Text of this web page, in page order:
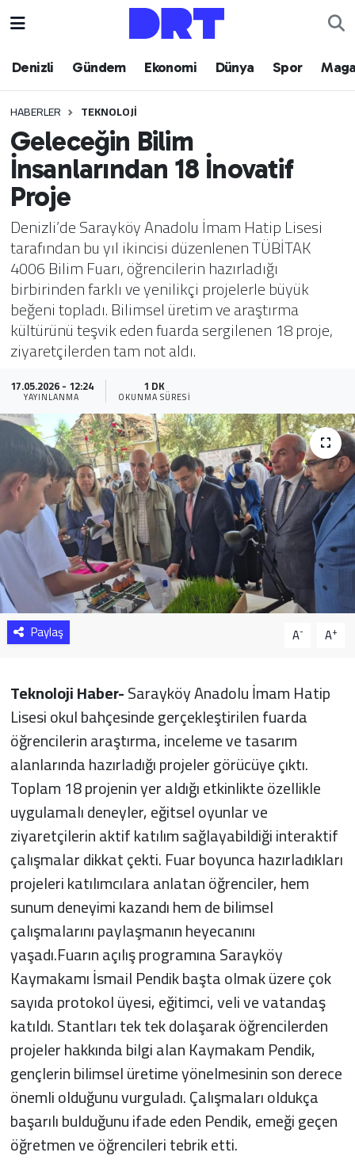
Denizli Gündem Ekonomi Dünya Spor
HABERLER TEKNOLOJI
Geleceğin Bilim
İnsanlarından 18 İnovatif
Proje
Denizli’de Sarayköy Anadolu İmam Hatip Lisesi
tarafından bu yıl ikincisi düzenlenen TÜBİTAK
4006 Bilim Fuarı, öğrencilerin hazırladığı
birbirinden farklı ve yenilikçi projelerle büyük
beğeni topladı. Bilimsel üretim ve araştırma
kültürünü teşvik eden fuarda sergilenen 18 proje,
ziyaretçilerden tam not aldı.
17.05.2026 - 12:24
YAYINLANMA
1 DK
OKUNMA SÜRESI
Paylaş A- A+
Teknoloji Haber-Sarayköy Anadolu İmam Hatip
Lisesi okul bahçesinde gerçekleştirilen fuarda
öğrencilerin araştırma, inceleme ve tasarım
alanlarında hazırladığı projeler görücüye çıktı.
Toplam 18 projenin yer aldığı etkinlikte özellikle
uygulamalı deneyler, eğitsel oyunlar ve
ziyaretçilerin aktif katılım sağlayabildiği interaktif
çalışmalar dikkat çekti. Fuar boyunca hazırladıkları
projeleri katılımcılara anlatan öğrenciler, hem
sunum deneyimi kazandı hem de bilimsel
çalışmalarını paylaşmanın heyecanını
yaşadı.Fuarın açılış programına Sarayköy
Kaymakamı İsmail Pendik başta olmak üzere çok
sayıda protokol üyesi, eğitimci, veli ve vatandaş
katıldı. Stantları tek tek dolaşarak öğrencilerden
projeler hakkında bilgi alan Kaymakam Pendik,
gençlerin bilimsel üretime yönelmesinin son derece
önemli olduğunu vurguladı. Çalışmaları oldukça
başarılı bulduğunu ifade eden Pendik, emeği geçen
öğretmen ve öğrencileri tebrik etti.
Denizli
Ekonomi
Dünya
Spor
Magazin
Teknoloji
Yaşam
Sağlık
Yazarlar
Resmi İlan
Resmi Reklam
Hava Durumu
Puan Durumu ve Fikstür
Tüm Manşetler
Son Dakika Haberleri
Haber Arşivi